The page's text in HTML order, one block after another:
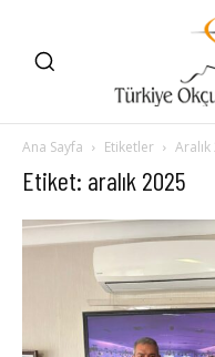
Ana Sayfa Etiketler
Etiket: aralık 2025